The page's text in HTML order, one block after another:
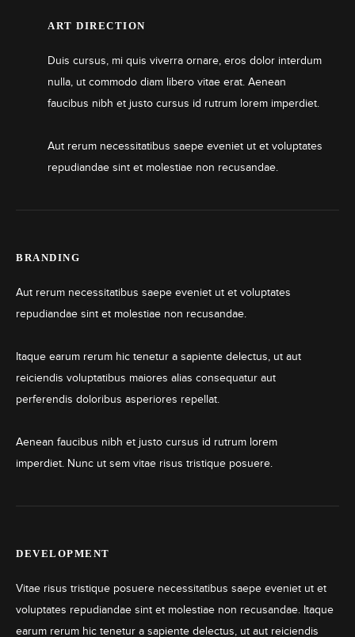
ART DIRECTION
Duis cursus, mi quis viverra ornare, eros dolor interdum
nulla, ut commodo diam libero vitae erat. Aenean
faucibus nibh et justo cursus id rutrum lorem imperdiet.
Aut rerum necessitatibus saepe eveniet ut et voluptates
repudiandae sint et molestiae non recusandae.
BRANDING
Aut rerum necessitatibus saepe eveniet ut et voluptates
repudiandae sint et molestiae non recusandae.
Itaque earum rerum hic tenetur a sapiente delectus, ut aut
reiciendis voluptatibus maiores alias consequatur aut
perferendis doloribus asperiores repellat.
Aenean faucibus nibh et justo cursus id rutrum lorem
imperdiet. Nunc ut sem vitae risus tristique posuere.
DEVELOPMENT
Vitae risus tristique posuere necessitatibus saepe eveniet ut et
voluptates repudiandae sint et molestiae non recusandae. Itaque
earum rerum hic tenetur a sapiente delectus, ut aut reiciendis